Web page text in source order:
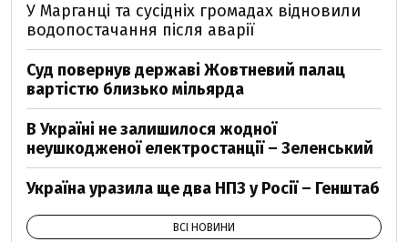
У Марганці та сусідніх громадах відновили
водопостачання після аварії
Суд повернув державі Жовтневий палац
вартістю близько мільярда
В Україні не залишилося жодної
неушкодженої електростанції – Зеленський
Україна уразила ще два НПЗ у Росії – Генштаб
ВСІ НОВИНИ